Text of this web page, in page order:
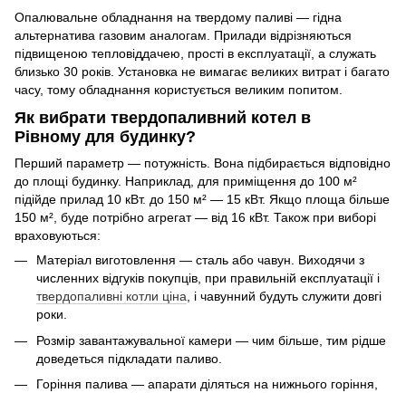
Опалювальне обладнання на твердому паливі — гідна
альтернатива газовим аналогам. Прилади відрізняються
підвищеною тепловіддачею, прості в експлуатації, а служать
близько 30 років. Установка не вимагає великих витрат і багато
часу, тому обладнання користується великим попитом.
Як вибрати твердопаливний котел в
Рівному для будинку?
Перший параметр — потужність. Вона підбирається відповідно
до площі будинку. Наприклад, для приміщення до 100 м²
підійде прилад 10 кВт. до 150 м² — 15 кВт. Якщо площа більше
150 м², буде потрібно агрегат — від 16 кВт. Також при виборі
враховуються:
Матеріал виготовлення — сталь або чавун. Виходячи з
численних відгуків покупців, при правильній експлуатації і
твердопаливні котли ціна, і чавунний будуть служити довгі
роки.
Розмір завантажувальної камери — чим більше, тим рідше
доведеться підкладати паливо.
Горіння палива — апарати діляться на нижнього горіння,